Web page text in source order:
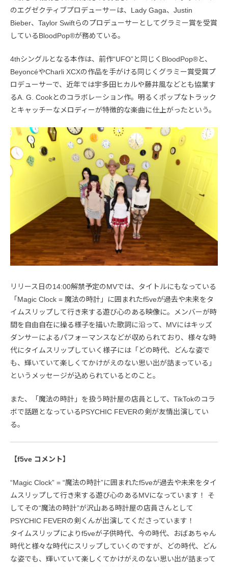
のエグゼクティブプロデューサーは、Lady Gaga、Justin
Bieber、Taylor Swiftらのプロデューサーとしてグラミー賞を受賞
しているBloodPop®が務めている。
4thシングルとなる本作は、前作“UFO”と同じくBloodPop®と、
BeyoncéやCharli XCXの作品を手がける同じくグラミー賞受賞プ
ロデューサーで、近年では宇多田ヒカルや藤井風などとも協業す
るA. G. Cookとのコラボレーション作。明るくポップなトラック
とキャッチーなメロディーが特徴的な楽曲に仕上がったという。
リリース日の14:00解禁予定のMVでは、タイトルにもなっている
「Magic Clock = 魔法の時計」に囲まれたf5veが過去や未来をタ
イムスリップして行き来する遊び心のある映像に。メンバーが時
間を自由自在に操る様子を描いた歌詞に沿って、MVにはキッズ
ダンサーによるパフォーマンスなどが収められており、様々な時
代にタイムスリップしていく様子には「どの時代、どんな姿で
も、輝いていて楽しくてかけがえのない思い出が詰まっている」
というメッセージが込められているとのこと。
また、「魔法の時計」を扱う時計屋の店員として、TikTokのコラ
ボで話題となっているPSYCHIC FEVERの剣が友情出演してい
る。
【f5ve コメント】
“Magic Clock” = “魔法の時計”に囲まれたf5veが過去や未来をタイ
ムスリップして行き来する遊び心のあるMVになっています！ そ
してその“魔法の時計”が沢山ある時計屋の店員さんとして
PSYCHIC FEVERの剣くんが出演してくださっています！
タイムスリップによりf5veが子供時代、今の時代、おばあちゃん
時代と様々な時代にスリップしていくのですが、どの時代、どん
な姿でも、輝いていて楽しくてかけがえのない思い出が詰まって